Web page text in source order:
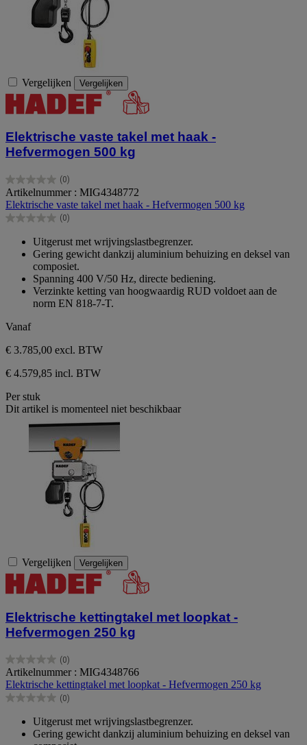
Vergelijken Vergelijken
Elektrische vaste takel met haak -
Hefvermogen 500 kg
(0)
0.0
van
de
5
Artikelnummer : MIG4348772
Elektrische vaste takel met haak - Hefvermogen 500 kg
(0)
0.0
sterren.
Uitgerust met wrijvingslastbegrenzer.
Gering gewicht dankzij aluminium behuizing en deksel van
composiet.
Spanning 400 V/50 Hz, directe bediening.
Verzinkte ketting van hoogwaardig RUD voldoet aan de
norm EN 818-7-T.
Vanaf
€ 3.785,00 excl. BTW
€ 4.579,85 incl. BTW
Per stuk
Dit artikel is momenteel niet beschikbaar
Vergelijken Vergelijken
Elektrische kettingtakel met loopkat -
Hefvermogen 250 kg
(0)
0.0
van
de
5
Artikelnummer : MIG4348766
Elektrische kettingtakel met loopkat - Hefvermogen 250 kg
(0)
0.0
Uitgerust met wrijvingslastbegrenzer.
Gering gewicht dankzij aluminium behuizing en deksel van